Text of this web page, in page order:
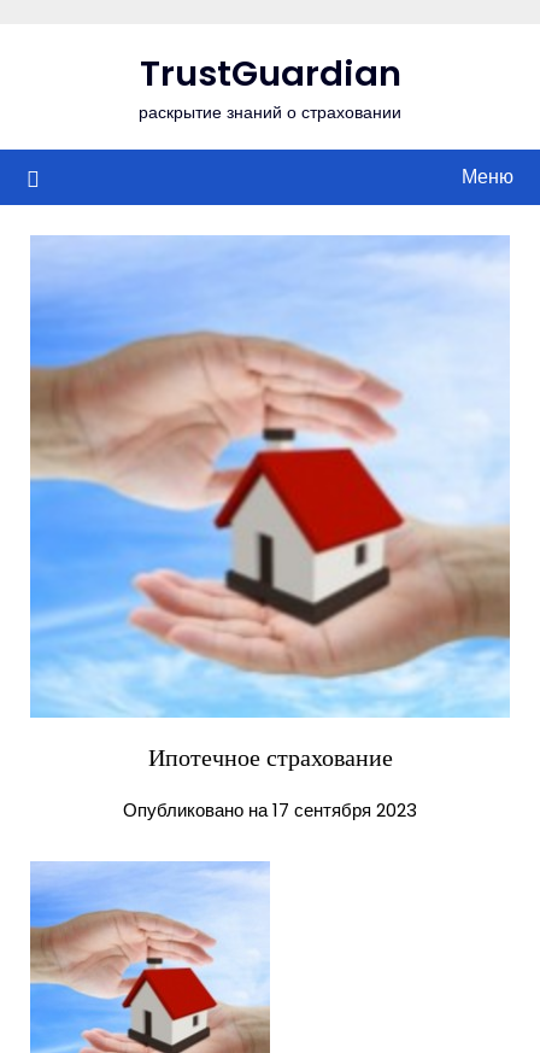
TrustGuardian
раскрытие знаний о страховании
Меню
Ипотечное страхование
Опубликовано на 17 сентября 2023